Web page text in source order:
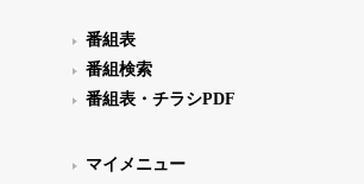
番組表
番組検索
番組表・チラシPDF
マイメニュー